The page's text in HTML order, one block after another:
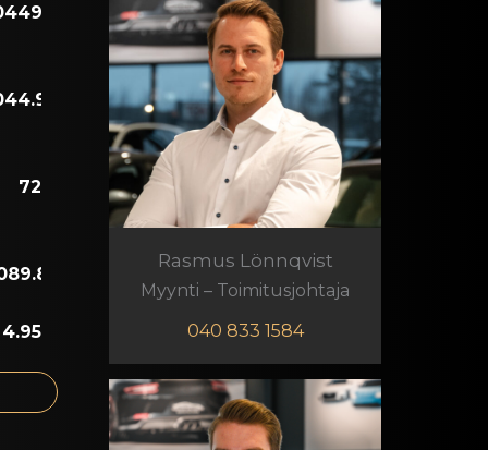
Rasmus Lönnqvist
Myynti – Toimitusjohtaja
040 833 1584